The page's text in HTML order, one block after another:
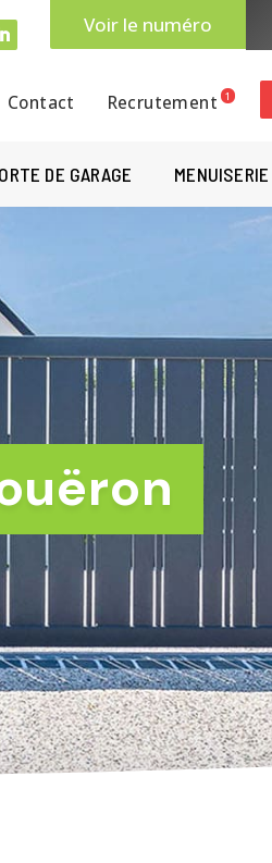
Voir le numéro
Contact Recrutement 1
DE GARAGE MENUISERIE